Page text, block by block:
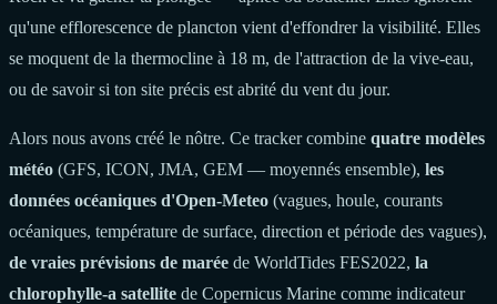
qu'une efflorescence de plancton vient d'effondrer la visibilité. Elles
se moquent de la thermocline à 18 m, de l'attraction de la vive-eau,
ou de savoir si ton site précis est abrité du vent du jour.
Alors nous avons créé le nôtre. Ce tracker combine quatre modèles
météo (GFS, ICON, JMA, GEM — moyennés ensemble), les
données océaniques d'Open-Meteo (vagues, houle, courants
océaniques, température de surface, direction et période des vagues),
de vraies prévisions de marée de WorldTides FES2022, la
chlorophylle-a satellite de Copernicus Marine comme indicateur